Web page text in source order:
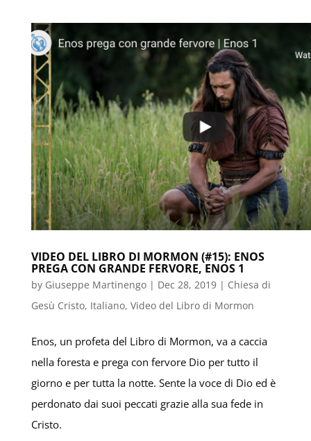
VIDEO DEL LIBRO DI MORMON (#15): ENOS
PREGA CON GRANDE FERVORE, ENOS 1
by Giuseppe Martinengo| Dec 28, 2019| Chiesa di
Gesù Cristo, Italiano, Video del Libro di Mormon
Enos, un profeta del Libro di Mormon, va a caccia
nella foresta e prega con fervore Dio per tutto il
giorno e per tutta la notte. Sente la voce di Dio ed è
perdonato dai suoi peccati grazie alla sua fede in
Cristo.